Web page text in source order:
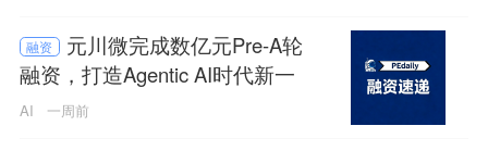
融资
元川微完成数亿元Pre-A轮
融资，打造Agentic AI时代新一
代推理基础设施
AI 一周前